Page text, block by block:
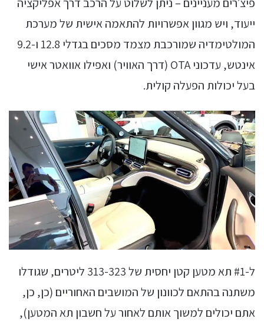
פיצ׳רים מעניינים – ניתן לשלוט על הרכב דרך אפליקציה
ייעוד, ויש מגוון אפשרויות להתאמה אישית של מערכת
המולטימדיה שמורכבת מצמד מסכים בגדלי 12.8 ו-9.2
אינטש, עדכוני OTA (דרך האוויר) ואפילו אוואטר אישי
בעל יכולות הפעלה קולית.
ל-#1 תא מטען קטן יחסית של 313-323 ליטרים, שגודלו
משתנה בהתאם לכוונון של המושבים האחוריים (כן, כן,
אתם יכולים למשוך אותם לאחור על חשבון תא המטען),